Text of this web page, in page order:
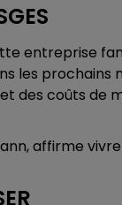
entreprise
les prochains
des coûts de
affirme